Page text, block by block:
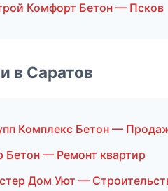
Комфорт Бетон — Псков
в Саратов
Комплекс Бетон —
Бетон — Ремонт квартир
Дом Уют —